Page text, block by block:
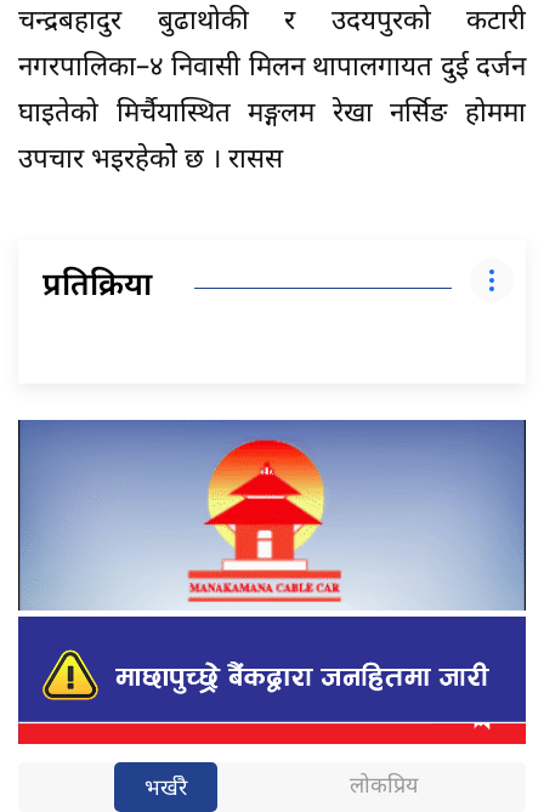
चन्द्रबहादुर बुढाथोकी र उदयपुरको कटारी
नगरपालिका–४ निवासी मिलन थापालगायत दुई दर्जन
घाइतेको मिर्चैयास्थित मङ्गलम रेखा नर्सिङ होममा
उपचार भइरहेकोे छ । रासस
प्रतिक्रिया
भर्खरै लोकप्रिय